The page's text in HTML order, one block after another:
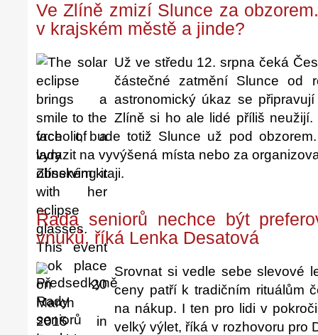
Ve Zlíně zmizí Slunce za
v krajském městě a jinde?
Už ve středu 12. srpna čeká
částečné zatmění Slunce od
astronomický úkaz se
Zlíně si ho ale lidé příliš
vrcholit, bude totiž Slunce už pod
vyrazit na vyvýšená místa nebo za
Zlínském kraji.
Řada seniorů nechce být
vnuků, říká Lenka Desatová
Srovnat si vedle sebe slevové
ceny patří k tradičním rituálům
na nákup. I ten pro lidi v
velký výlet, říká v rozhovoru pro